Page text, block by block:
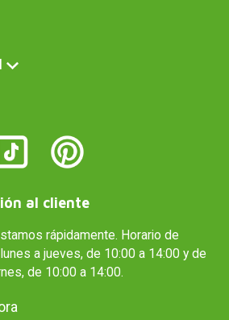
al cliente
rápidamente. Horario de
a jueves, de 10:00 a 14:00 y de
de 10:00 a 14:00.